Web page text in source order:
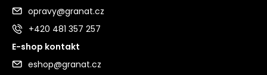
opravy@granat.cz
+420 481 357 257
E-shop kontakt
eshop@granat.cz